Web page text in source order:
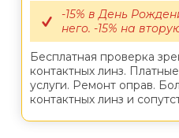
Бесплатная проверка
контактных линз.
услуги. Ремонт оправ.
контактных линз и
-15% в День
него. -15% на